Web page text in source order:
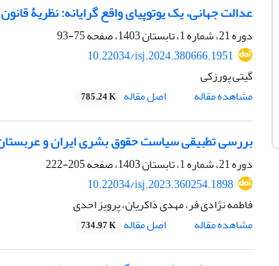
عدالت جهانی، یک یوتوپیای واقع گرایانه: نظریۀ
دوره 21، شماره 1، تابستان 1403، صفحه
75-93
10.22034/isj.2024.380666.1951
گیتی پورزکی
مشاهده مقاله
اصل مقاله 785.24 K
بررسی تطبیقی سیاست حقوق بشری ایران و عربستان
دوره 21، شماره 1، تابستان 1403، صفحه
205-222
10.22034/isj.2023.360254.1898
فاطمه نژادی فر، مهدی ذاکریان، پرویز احدی
مشاهده مقاله
اصل مقاله 734.97 K